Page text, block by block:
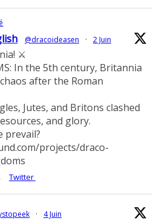
@dracoideasen · 2 Juin
⚔️
In the 5th century, Britannia
after the Roman
Jutes, and Britons clashed
and glory.
prevail?
projects/draco-
Twitter
· 4 Juin